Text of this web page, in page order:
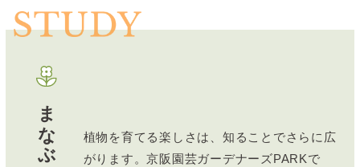
まなぶ
植物を育てる楽しさは、知ることでさらに広
がります。京阪園芸ガーデナーズPARKで